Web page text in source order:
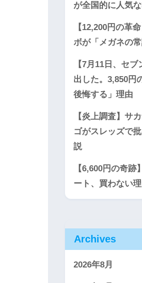
が全国的に人気
【12,200円の革
ボが「メガネの
【7月11日、セ
出した。3,850円
後悔する」理由
【炎上調査】サ
ゴがスレッズで
説
【6,600円の奇
ート、買わない
Archives
2026年8月